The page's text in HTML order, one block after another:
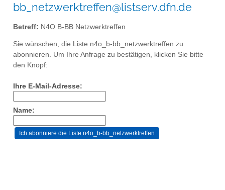
bb_netzwerktreffen@listserv.dfn.de
Betreff: N4O B-BB Netzwerktreffen
Sie wünschen, die Liste n4o_b-bb_netzwerktreffen zu
abonnieren. Um Ihre Anfrage zu bestätigen, klicken Sie bitte
den Knopf:
Ihre E-Mail-Adresse:
Name: